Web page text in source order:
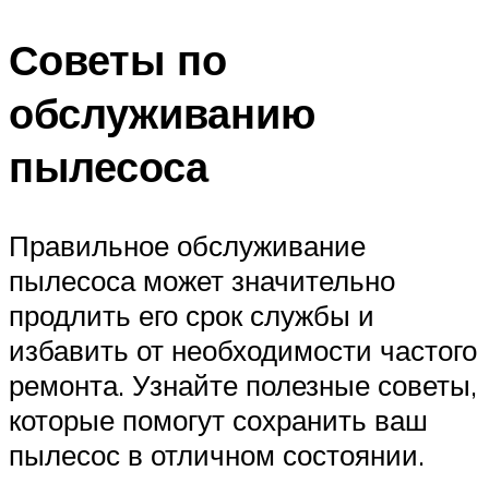
Советы по
обслуживанию
пылесоса
Правильное обслуживание
пылесоса может значительно
продлить его срок службы и
избавить от необходимости частого
ремонта. Узнайте полезные советы,
которые помогут сохранить ваш
пылесос в отличном состоянии.